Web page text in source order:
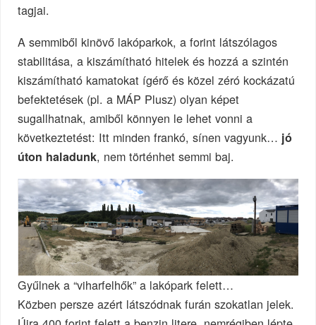
tagjai.
A semmiből kinövő lakóparkok, a forint látszólagos
stabilitása, a kiszámítható hitelek és hozzá a szintén
kiszámítható kamatokat ígérő és közel zéró kockázatú
befektetések (pl. a MÁP Plusz) olyan képet
sugallhatnak, amiből könnyen le lehet vonni a
következtetést: Itt minden frankó, sínen vagyunk… jó
úton haladunk, nem történhet semmi baj.
Gyűlnek a “viharfelhők” a lakópark felett…
Közben persze azért látszódnak furán szokatlan jelek.